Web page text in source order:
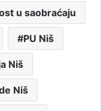
u saobraćaju
PU Niš
Niš
Niš